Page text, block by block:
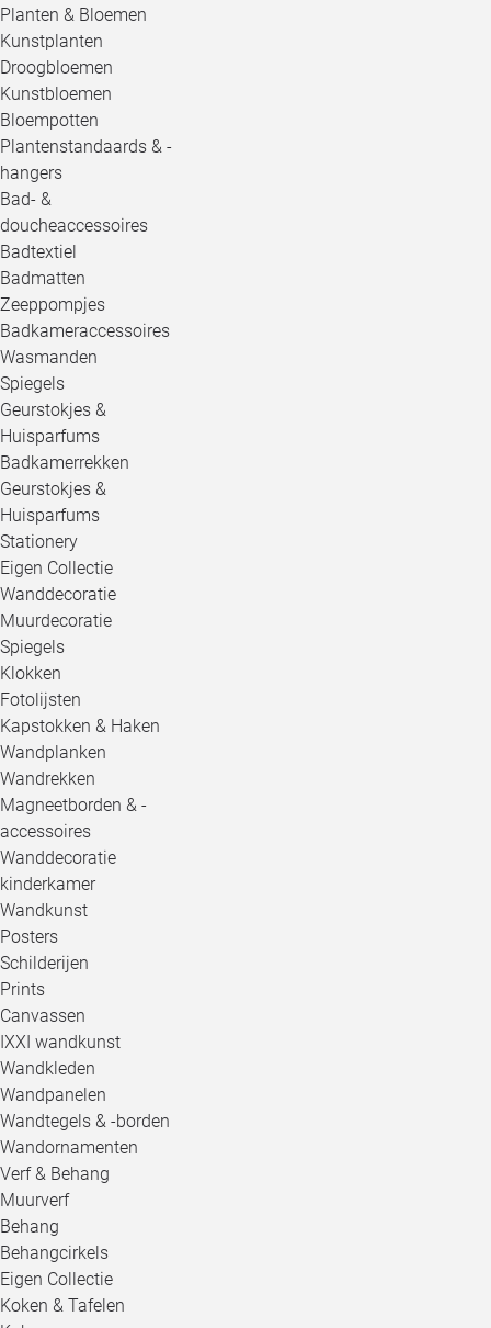
Planten & Bloemen
Kunstplanten
Droogbloemen
Kunstbloemen
Bloempotten
Plantenstandaards & -
hangers
Bad- &
doucheaccessoires
Badtextiel
Badmatten
Zeeppompjes
Badkameraccessoires
Wasmanden
Spiegels
Geurstokjes &
Huisparfums
Badkamerrekken
Geurstokjes &
Huisparfums
Stationery
Eigen Collectie
Wanddecoratie
Muurdecoratie
Spiegels
Klokken
Fotolijsten
Kapstokken & Haken
Wandplanken
Wandrekken
Magneetborden & -
accessoires
Wanddecoratie
kinderkamer
Wandkunst
Posters
Schilderijen
Prints
Canvassen
IXXI wandkunst
Wandkleden
Wandpanelen
Wandtegels & -borden
Wandornamenten
Verf & Behang
Muurverf
Behang
Behangcirkels
Eigen Collectie
Koken & Tafelen